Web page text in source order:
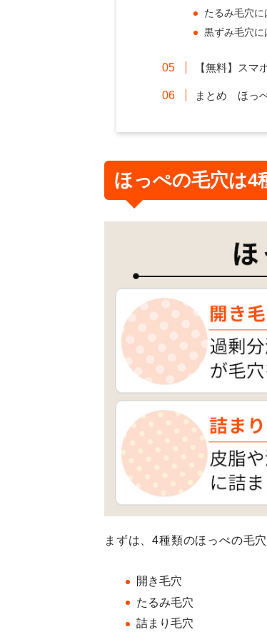
たるみ毛穴
黒ずみ毛穴に
【無料】スマ
まとめ ほっ
ほっぺの毛穴は4
まずは、4種類のほっぺの毛
開き毛穴
たるみ毛穴
詰まり毛穴